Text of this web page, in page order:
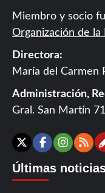
Miembro y socio
Organización de
Directora:
María del Carmen
Administración,
Gral. San Martín
X Facebook
RSS
Últimas